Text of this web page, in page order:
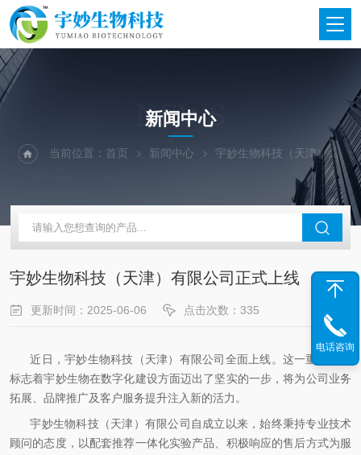
NEWS
新闻中心
当前位置：首页 新闻中心 宇妙生物科技（天津）有限公司正式上线​
宇妙生物科技（天津）有限公司正式上线​
更新时间：2025-06-06 点击次数：335
近日，宇妙生物科技（天津）有限公司全面上线。这一重要举措
标志着宇妙生物在数字化建设方面迈出了坚实的一步，将为公司业务
拓展、品牌推广及客户服务提升注入新的活力。
宇妙生物科技（天津）有限公司自成立以来，始终秉持专业技术
顾问的态度，以配套推荐一体化实验产品、积极响应的售后方式为服
电话咨询